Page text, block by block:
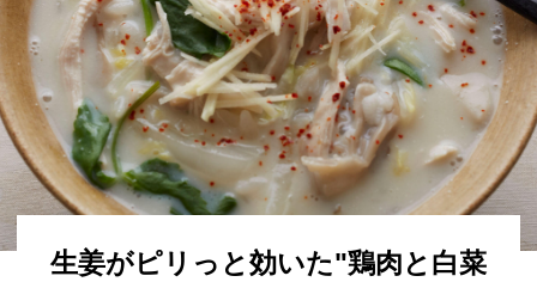
生姜がピリっと効いた"鶏肉と白菜